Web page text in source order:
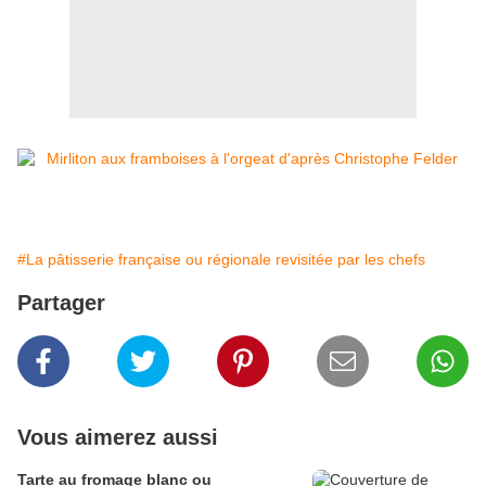
#La pâtisserie française ou régionale revisitée par les chefs
Partager
Vous aimerez aussi
Tarte au fromage blanc ou